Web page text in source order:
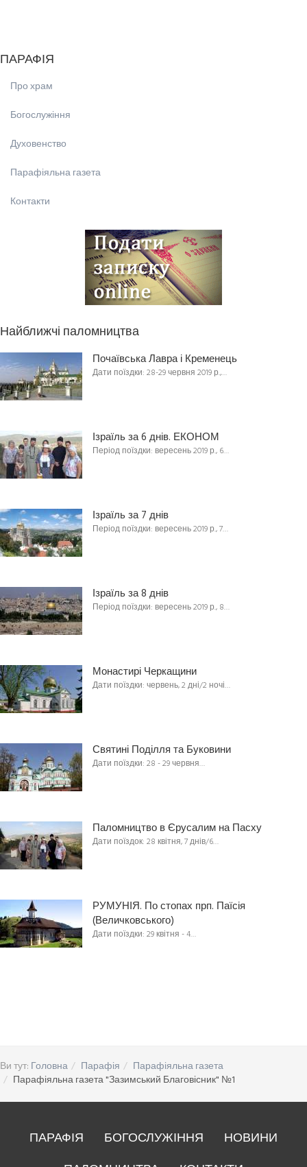
ПАРАФІЯ
Про храм
Богослужіння
Духовенство
Парафіяльна газета
Контакти
Найближчі паломництва
Почаївська Лавра і Кременець
Дати поїздки: 28-29 червня 2019 р.,…
Ізраїль за 6 днів. ЕКОНОМ
Період поїздки: вересень 2019 р., 6…
Ізраїль за 7 днів
Період поїздки: вересень 2019 р., 7…
Ізраїль за 8 днів
Період поїздки: вересень 2019 р., 8…
Монастирі Черкащини
Дати поїздки: червень, 2 дні/2 ночі…
Святині Поділля та Буковини
Дати поїздки: 28 - 29 червня…
Паломництво в Єрусалим на Пасху
Дати поїздок: 28 квітня, 7 днів/6…
РУМУНІЯ. По стопах прп. Паїсія
(Величковського)
Дати поїздки: 29 квітня - 4…
Ви тут: Головна Парафія
Парафіяльна газета
Парафіяльна газета "Зазимський Благовісник" №1
ПАРАФІЯ БОГОСЛУЖІННЯ
НОВИНИ